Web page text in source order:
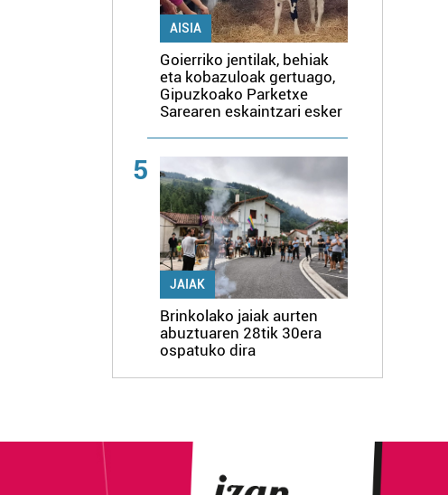
AISIA
Goierriko jentilak, behiak
eta kobazuloak gertuago,
Gipuzkoako Parketxe
Sarearen eskaintzari esker
5
JAIAK
Brinkolako jaiak aurten
abuztuaren 28tik 30era
ospatuko dira